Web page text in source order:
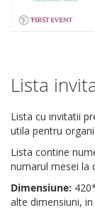
Lista
Lista cu invitatii
utila pentru
Lista contine
numarul mesei la
Dimensiune:
alte dimensiuni,
Skip
to
beginning
of
the
images
gallery